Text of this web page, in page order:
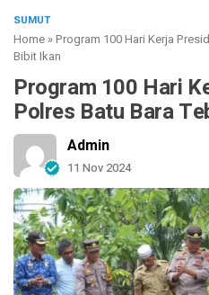
SUMUT
Home »Program 100 Hari Kerja
Bibit Ikan
Program 100 Hari
Polres Batu Bara
Admin
11 Nov 2024